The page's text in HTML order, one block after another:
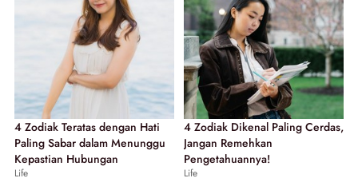
4 Zodiak Teratas dengan Hati
Paling Sabar dalam Menunggu
Kepastian Hubungan
Life
4 Zodiak Dikenal Paling Cerdas,
Jangan Remehkan
Pengetahuannya!
Life